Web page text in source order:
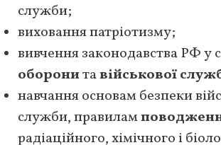
служби;
виховання патріотизму;
вивчення законодавства РФ у
оборонитавійськової
навчання основам безпеки
служби, правилам
радіаційного, хімічного і